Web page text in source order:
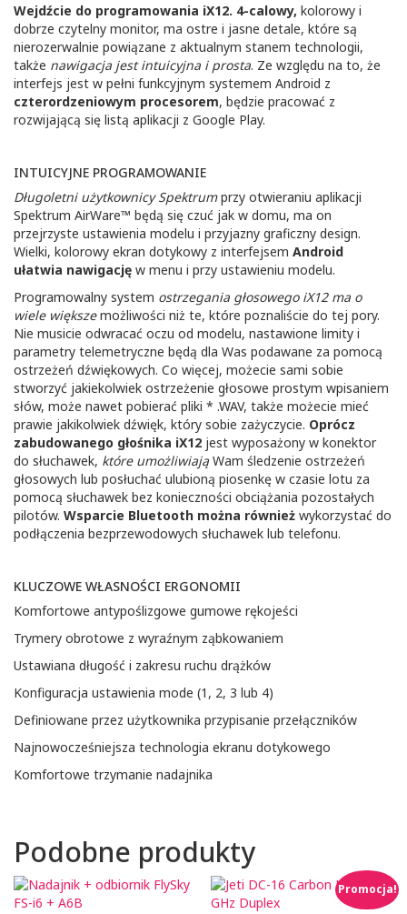
Wejdźcie do programowania iX12. 4-calowy, kolorowy i
dobrze czytelny monitor, ma ostre i jasne detale, które są
nierozerwalnie powiązane z aktualnym stanem technologii,
także nawigacja jest intuicyjna i prosta. Ze względu na to, że
interfejs jest w pełni funkcyjnym systemem Android z
czterordzeniowym procesorem, będzie pracować z
rozwijającą się listą aplikacji z Google Play.
INTUICYJNE PROGRAMOWANIE
Długoletni użytkownicy Spektrumprzy otwieraniu aplikacji
Spektrum AirWare™ będą się czuć jak w domu, ma on
przejrzyste ustawienia modelu i przyjazny graficzny design.
Wielki, kolorowy ekran dotykowy z interfejsem Android
ułatwia nawigację w menu i przy ustawieniu modelu.
Programowalny system ostrzegania głosowego iX12 ma o
wiele większemożliwości niż te, które poznaliście do tej pory.
Nie musicie odwracać oczu od modelu, nastawione limity i
parametry telemetryczne będą dla Was podawane za pomocą
ostrzeżeń dźwiękowych. Co więcej, możecie sami sobie
stworzyć jakiekolwiek ostrzeżenie głosowe prostym wpisaniem
słów, może nawet pobierać pliki * .WAV, także możecie mieć
prawie jakikolwiek dźwięk, który sobie zażyczycie. Oprócz
zabudowanego głośnika iX12 jest wyposażony w konektor
do słuchawek, które umożliwiają Wam śledzenie ostrzeżeń
głosowych lub posłuchać ulubioną piosenkę w czasie lotu za
pomocą słuchawek bez konieczności obciążania pozostałych
pilotów. Wsparcie Bluetooth można również wykorzystać do
podłączenia bezprzewodowych słuchawek lub telefonu.
KLUCZOWE WŁASNOŚCI ERGONOMII
Komfortowe antypoślizgowe gumowe rękojeści
Trymery obrotowe z wyraźnym ząbkowaniem
Ustawiana długość i zakresu ruchu drążków
Konfiguracja ustawienia mode (1, 2, 3 lub 4)
Definiowane przez użytkownika przypisanie przełączników
Najnowocześniejsza technologia ekranu dotykowego
Komfortowe trzymanie nadajnika
Podobne produkty
Promocja!